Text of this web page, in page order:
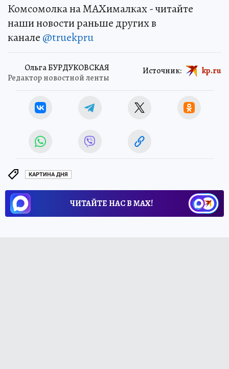
Комсомолка на MAXималках - читайте
наши новости раньше других в
канале @truekpru
Ольга БУРДУКОВСКАЯ
Редактор новостной ленты
Источник: kp.ru
КАРТИНА ДНЯ
ЧИТАЙТЕ НАС В МАХ!